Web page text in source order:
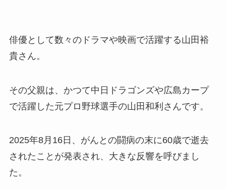
俳優として数々のドラマや映画で活躍する山田裕
貴さん。
その父親は、かつて中日ドラゴンズや広島カープ
で活躍した元プロ野球選手の山田和利さんです。
2025年8月16日、がんとの闘病の末に60歳で逝去
されたことが発表され、大きな反響を呼びまし
た。